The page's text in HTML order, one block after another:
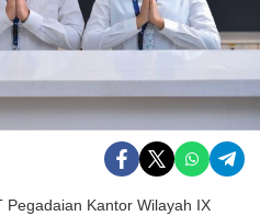
Pegadaian Kantor Wilayah IX